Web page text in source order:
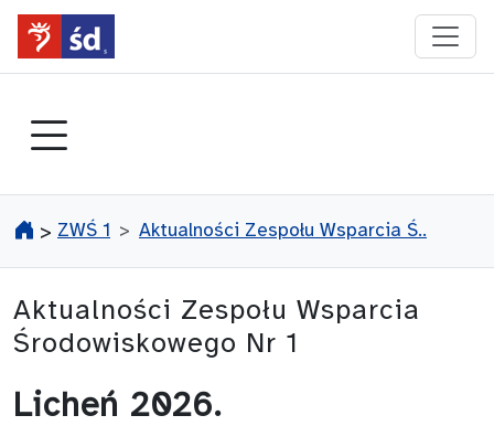
przejdź do głównego menu
> ZWŚ 1 Aktualności Zespołu Wsparcia Ś..
Aktualności Zespołu Wsparcia
Środowiskowego Nr 1
Licheń 2026.